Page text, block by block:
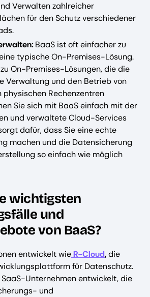
Verwalten zahlreicher
für den Schutz verschiedener
BaaS ist oft einfacher zu
typische On-Premises-Lösung.
On-Premises-Lösungen, die die
Verwaltung und den Betrieb von
Rechenzentren
Sie sich mit BaaS einfach mit der
und verwaltete Cloud-Services
dafür, dass Sie eine echte
machen und die Datensicherung
so einfach wie möglich
wichtigsten
und
von BaaS?
entwickelt wieR-Cloud,die
für Datenschutz.
Unternehmen entwickelt, die
und